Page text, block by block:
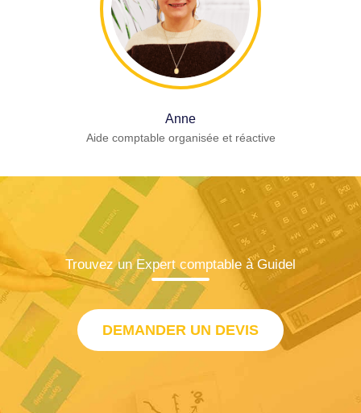
Anne
Aide comptable organisée et réactive
Trouvez un Expert comptable à Guidel
DEMANDER UN DEVIS